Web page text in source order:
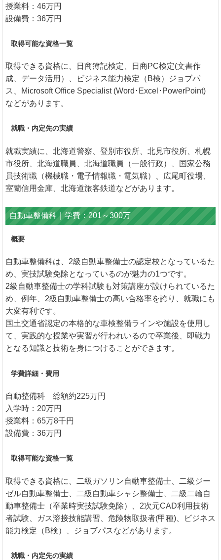
授業料：46万円
設備費：36万円
取得可能な資格一覧
取得できる資格に、日商簿記検定、日商PC検定(文書作
成、データ活用）、ビジネス能力検定（B検）ジョブパ
ス、Microsoft Office Specialist (Word･Excel･PowerPoint)
などがあります。
就職・内定先の実績
就職実績に、北海道警察、登別市役所、北見市役所、札幌
市役所、北海道職員、北海道職員（一般行政）、国家公務
員技術職（機械職・電子情報職・電気職）、広尾町役場、
室蘭信用金庫、北海道旅客鉄道などがあります。
自動車整備科｜学費：201～300万
概要
自動車整備科は、2級自動車整備士の認定校となっているた
め、実技試験免除となっているのが魅力の1つです。
2級自動車整備士の学科試験も対策講座が設けられているた
め、例年、2級自動車整備士の高い合格率を誇り、就職にも
大変有利です。
国土交通省認定の本格的な車検整備ラインや施設を使用し
て、実践的な授業や実習が行われいるので卒業後、即戦力
となる知識と技術を身につけることができます。
学費詳細・費用
自動整備科 総額約225万円
入学時：20万円
授業料：65万8千円
設備費：36万円
取得可能な資格一覧
取得できる資格に、二級ガソリン自動車整備士、二級ジー
ゼル自動車整備士、二級自動車シャシ整備士、二級二輪自
動車整備士（卒業時実技試験免除）、2次元CAD利用技術
者試験、ガス溶接技能講習、危険物取扱者(甲種)、ビジネス
能力検定（B検）、ジョブパスなどがあります。
就職・内定先の実績